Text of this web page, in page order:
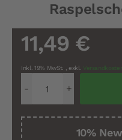
Bildergalerie
11,49 €
Inkl. 19% MwSt. , exkl. Versandkosten
10%